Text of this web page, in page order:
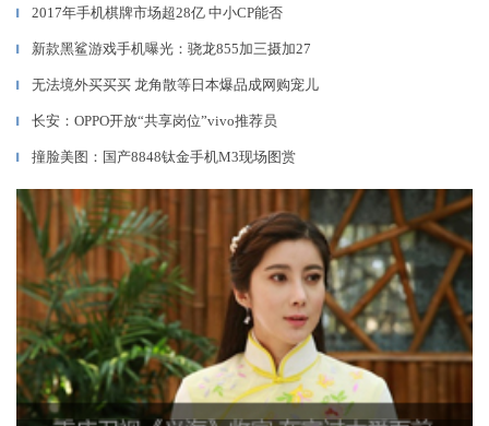
▎ 2017年手机棋牌市场超28亿 中小CP能否
▎ 新款黑鲨游戏手机曝光：骁龙855加三摄加27
▎ 无法境外买买买 龙角散等日本爆品成网购宠儿
▎ 长安：OPPO开放“共享岗位”vivo推荐员
▎ 撞脸美图：国产8848钛金手机M3现场图赏